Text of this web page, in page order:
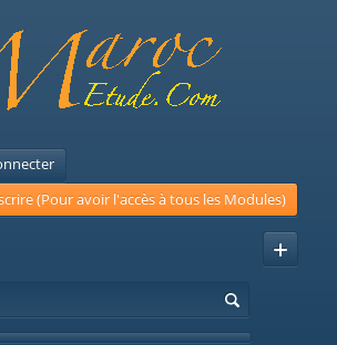
(Pour avoir l'accès à tous les Modules)